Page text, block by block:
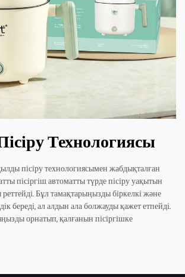
Технологиясы
пісіру технологиясымен жабдықталған
пісіргіш автоматты түрде пісіру уақытын
Бұл тамақтарыңызды біркелкі және
береді, ал алдын ала болжауды қажет етпейді.
орнатып, қалғанын пісіргішке